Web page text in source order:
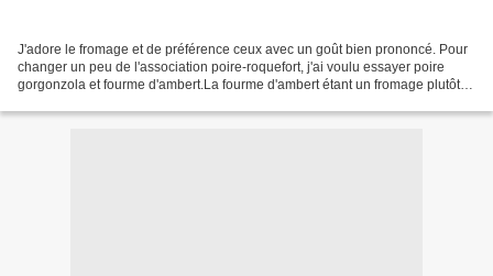
J'adore le fromage et de préférence ceux avec un goût bien prononcé. Pour
changer un peu de l'association poire-roquefort, j'ai voulu essayer poire
gorgonzola et fourme d'ambert.La fourme d'ambert étant un fromage plutôt